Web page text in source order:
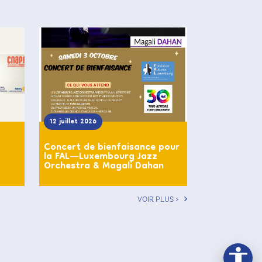
12 juillet 2026
Concert de bienfaisance pour
la FAL—Luxembourg Jazz
Orchestra & Magali Dahan
VOIR PLUS >